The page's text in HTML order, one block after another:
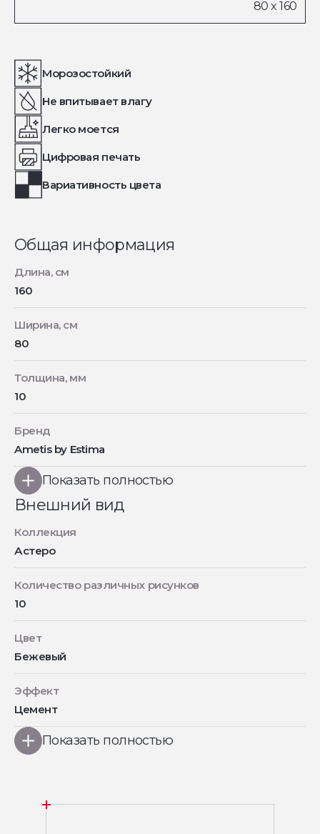
Морозостойкий
Не впитывает влагу
Легко моется
Цифровая печать
Вариативность цвета
Общая информация
Длина, см
160
Ширина, см
80
Толщина, мм
10
Бренд
Ametis by Estima
Показать полностью
Внешний вид
Коллекция
Астеро
Количество различных рисунков
10
Цвет
Бежевый
Эффект
Цемент
Показать полностью